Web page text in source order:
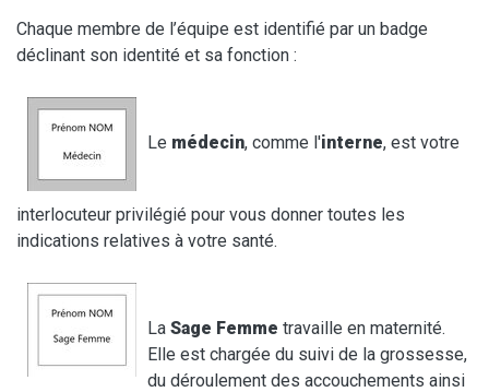
Chaque membre de l’équipe est identifié par un badge
déclinant son identité et sa fonction :
Le médecin, comme l'interne, est votre
interlocuteur privilégié pour vous donner toutes les
indications relatives à votre santé.
La Sage Femme travaille en maternité.
Elle est chargée du suivi de la grossesse,
du déroulement des accouchements ainsi